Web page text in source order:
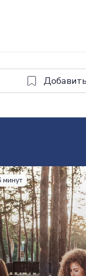
минут